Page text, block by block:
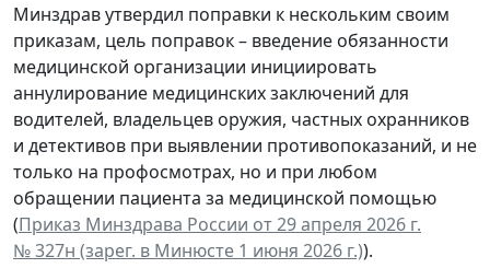
Минздрав утвердил поправки к нескольким своим
приказам, цель поправок – введение обязанности
медицинской организации инициировать
аннулирование медицинских заключений для
водителей, владельцев оружия, частных охранников
и детективов при выявлении противопоказаний, и не
только на профосмотрах, но и при любом
обращении пациента за медицинской помощью
(Приказ Минздрава России от 29 апреля 2026 г.
№ 327н (зарег. в Минюсте 1 июня 2026 г.)).